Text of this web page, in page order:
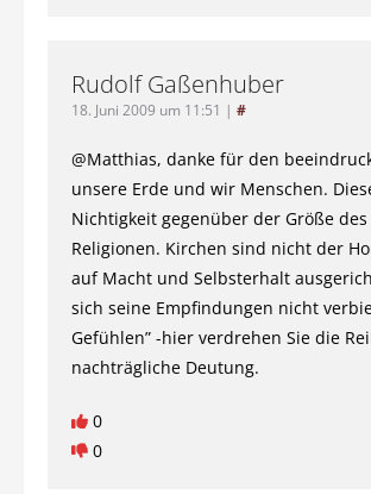
Rudolf Gaßenhuber
18. Juni 2009 um 11:51 | #
@Matthias, danke für den
unsere Erde und wir Menschen.
Nichtigkeit gegenüber der Größe
Religionen. Kirchen sind nicht der
auf Macht und Selbsterhalt
sich seine Empfindungen nicht
Gefühlen” -hier verdrehen Sie die
nachträgliche Deutung.
0
0